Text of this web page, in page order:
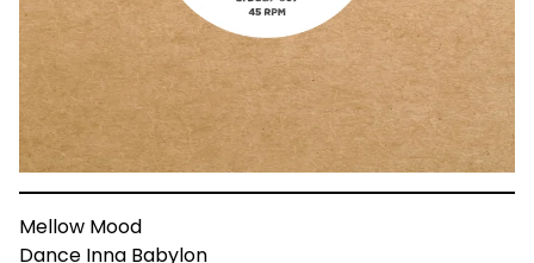
Mellow Mood
Dance Inna Babylon